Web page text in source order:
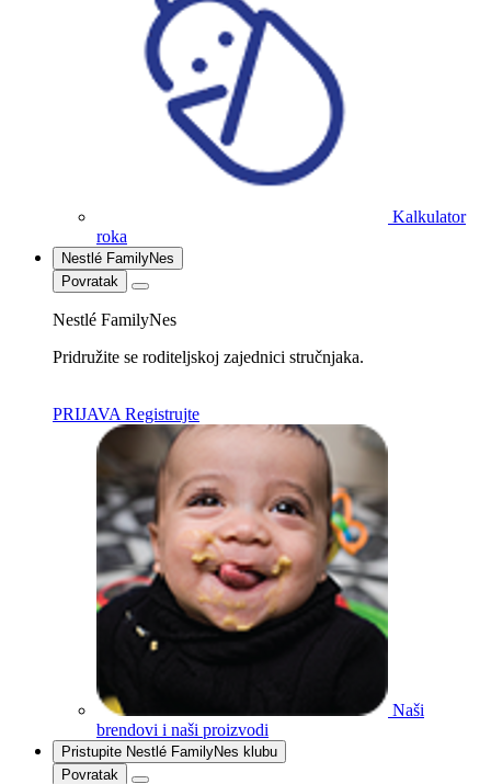
Kalkulator
roka
Nestlé FamilyNes
Povratak
Nestlé FamilyNes
Pridružite se roditeljskoj zajednici stručnjaka.
PRIJAVA Registrujte
Naši
brendovi i naši proizvodi
Pristupite Nestlé FamilyNes klubu
Povratak